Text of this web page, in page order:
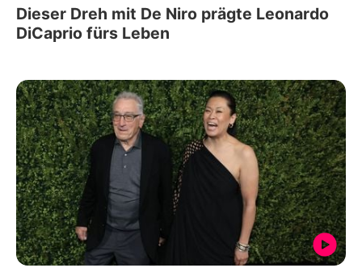
Dieser Dreh mit De Niro prägte Leonardo
DiCaprio fürs Leben